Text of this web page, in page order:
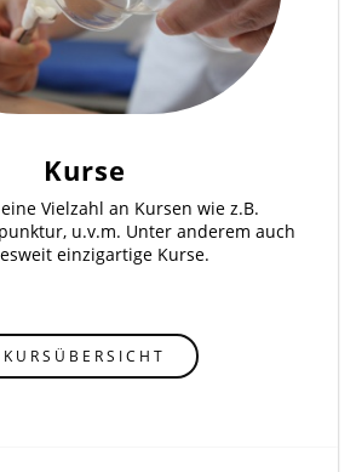
Kurse
Vielzahl an Kursen wie z.B.
u.v.m. Unter anderem auch
einzigartige Kurse.
KURSÜBERSICHT